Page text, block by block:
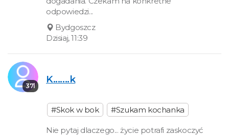
odpowiedzi...
Bydgoszcz
Dzisiaj, 11:39
37l
K.......k
#Skok w bok #Szukam kochanka
Nie pytaj dlaczego... życie potrafi zaskoczyć